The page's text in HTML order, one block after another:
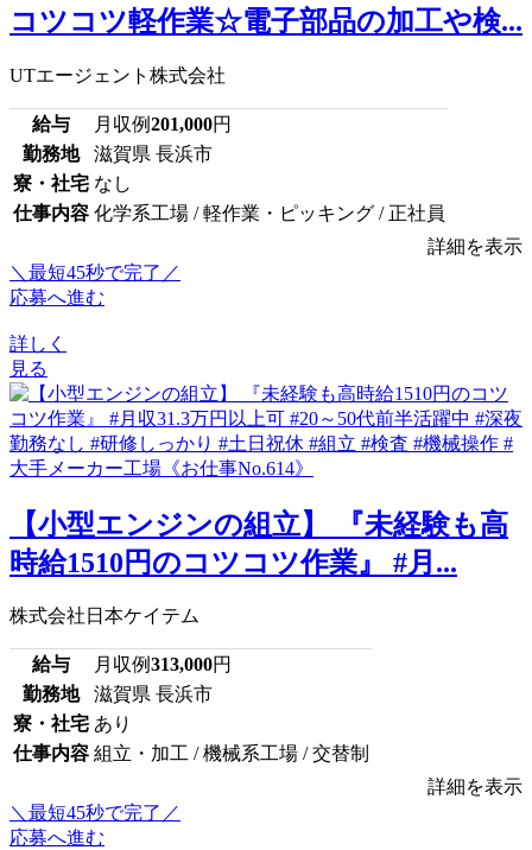
コツコツ軽作業☆電子部品の加工や検...
UTエージェント株式会社
給与 月収例201,000円
勤務地
滋賀県 長浜市
寮・社宅 なし
仕事内容 化学系工場 / 軽作業・ピッキング / 正社員
詳細を表示
＼最短45秒で完了／
応募へ進む
詳しく
見る
【小型エンジンの組立】 『未経験も高
時給1510円のコツコツ作業』 #月...
株式会社日本ケイテム
給与 月収例313,000円
勤務地
滋賀県 長浜市
寮・社宅 あり
仕事内容 組立・加工 / 機械系工場 / 交替制
詳細を表示
＼最短45秒で完了／
応募へ進む